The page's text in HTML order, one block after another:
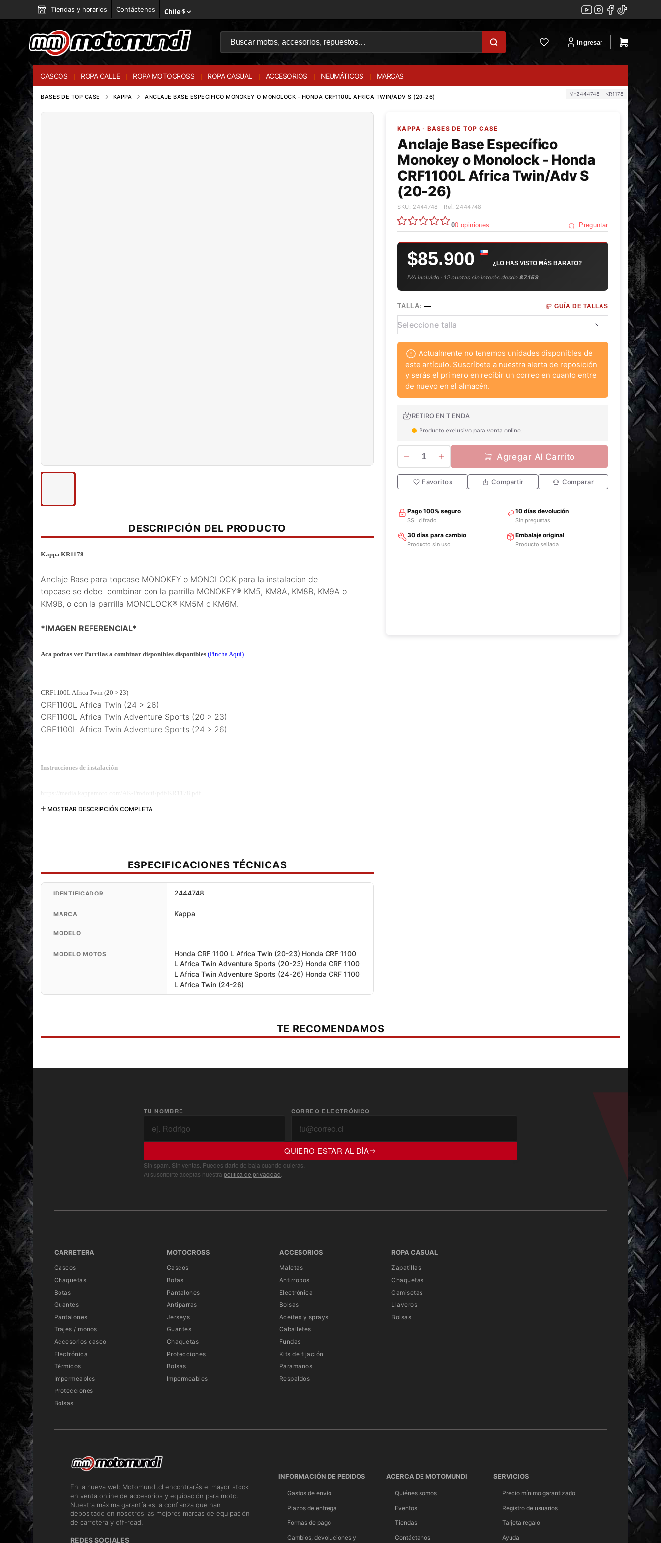
Tiendas y horarios Contáctenos Chile·$
Ingresar
CASCOS ROPA CALLE ROPA MOTOCROSS ROPA CASUAL ACCESORIOS NEUMÁTICOS MARCAS
BASES DE TOP CASE KAPPA ANCLAJE BASE ESPECÍFICO MONOKEY O MONOLOCK - HONDA CRF1100L AFRICA TWIN/ADV S (20-26) M-2444748 KR1178
DESCRIPCIÓN DEL PRODUCTO
Kappa KR1178
Anclaje Base para topcase MONOKEY o MONOLOCK para la instalacion de
topcase se debe combinar con la parrilla MONOKEY® KM5, KM8A, KM8B, KM9A o
KM9B, o con la parrilla MONOLOCK® KM5M o KM6M.
*IMAGEN REFERENCIAL*
Aca podras ver Parrilas a combinar disponibles disponibles (Pincha Aquí)
CRF1100L Africa Twin (20 > 23)
CRF1100L Africa Twin (24 > 26)
CRF1100L Africa Twin Adventure Sports (20 > 23)
CRF1100L Africa Twin Adventure Sports (24 > 26)
Instrucciones de instalación
https://media.kappamoto.com/AK-Prodotti/pdf/KR1178.pdf
MOSTRAR DESCRIPCIÓN COMPLETA
ESPECIFICACIONES TÉCNICAS
IDENTIFICADOR 2444748
MARCA Kappa
MODELO
MODELO MOTOS
Honda CRF 1100 L Africa Twin (20-23) Honda CRF 1100
L Africa Twin Adventure Sports (20-23) Honda CRF 1100
L Africa Twin Adventure Sports (24-26) Honda CRF 1100
L Africa Twin (24-26)
KAPPA · BASES DE TOP CASE
Anclaje Base Específico
Monokey o Monolock - Honda
CRF1100L Africa Twin/Adv S
(20-26)
SKU: 2444748 · Ref. 2444748
00 opiniones Preguntar
$85.900 ¿LO HAS VISTO MÁS BARATO?
IVA incluido · 12 cuotas sin interés desde$7.158
TALLA: — GUÍA DE TALLAS
Actualmente no tenemos unidades disponibles de
este artículo. Suscríbete a nuestra alerta de reposición
y serás el primero en recibir un correo en cuanto entre
de nuevo en el almacén.
RETIRO EN TIENDA
Producto exclusivo para venta online.
1 Agregar Al Carrito
Favoritos Compartir Comparar
Pago 100% seguro
SSL cifrado
10 días devolución
Sin preguntas
30 días para cambio
Producto sin uso
Embalaje original
Producto sellada
TE RECOMENDAMOS
TU NOMBRE CORREO ELECTRÓNICO
QUIERO ESTAR AL DÍA
Sin spam. Sin ventas. Puedes darte de baja cuando quieras.
Al suscribirte aceptas nuestra política de privacidad
CARRETERA
Cascos
Chaquetas
Botas
Guantes
Pantalones
Trajes / monos
Accesorios casco
Electrónica
Térmicos
Impermeables
Protecciones
Bolsas
MOTOCROSS
Cascos
Botas
Pantalones
Antiparras
Jerseys
Guantes
Chaquetas
Protecciones
Bolsas
Impermeables
ACCESORIOS
Maletas
Antirrobos
Electrónica
Bolsas
Aceites y sprays
Caballetes
Fundas
Kits de fijación
Paramanos
Respaldos
ROPA CASUAL
Zapatillas
Chaquetas
Camisetas
Llaveros
Bolsas
En la nueva web Motomundi.cl encontrarás el mayor stock
en venta online de accesorios y equipación para moto.
Nuestra máxima garantía es la confianza que han
depositado en nosotros las mejores marcas de equipación
de carretera y off-road.
REDES SOCIALES
INFORMACIÓN DE PEDIDOS
Gastos de envío
Plazos de entrega
Formas de pago
Cambios, devoluciones y
ACERCA DE MOTOMUNDI
Quiénes somos
Eventos
Tiendas
Contáctanos
SERVICIOS
Precio mínimo garantizado
Registro de usuarios
Tarjeta regalo
Ayuda